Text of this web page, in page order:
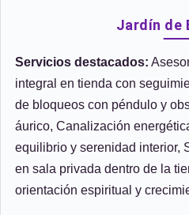
Jardín de
Servicios destacados:
integral en tienda con
de bloqueos con péndulo y
áurico, Canalización
equilibrio y serenidad interior,
en sala privada dentro de la
orientación espiritual y